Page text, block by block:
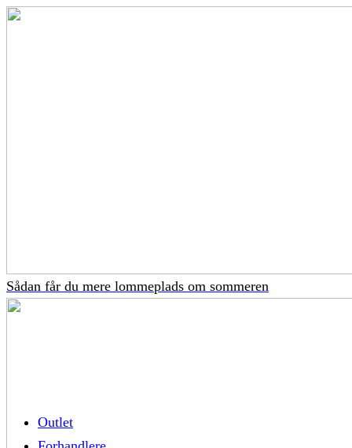
Sådan får du mere lommeplads om sommeren
Outlet